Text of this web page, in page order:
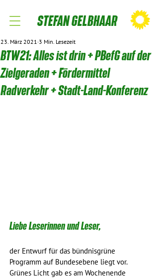
STEFAN GELBHAAR
BTW21: Alles ist drin + PBefG auf der
Zielgeraden + Fördermittel
Radverkehr + Stadt-Land-Konferenz
23. März 2021 3 Min. Lesezeit
Liebe Leserinnen und Leser,
der Entwurf für das bündnisgrüne
Programm auf Bundesebene liegt vor.
Grünes Licht gab es am Wochenende